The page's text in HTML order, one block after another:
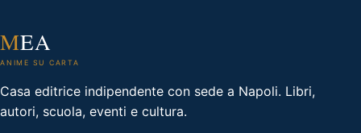
MEA
ANIME SU CARTA
Casa editrice indipendente con sede a Napoli. Libri,
autori, scuola, eventi e cultura.